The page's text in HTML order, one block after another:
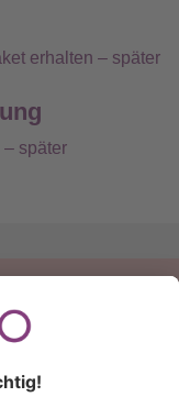
später
0300
Mail